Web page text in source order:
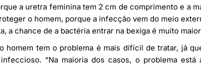
a uretra feminina tem 2 cm de comprimento e a
o homem, porque a infecção vem do meio
a chance de a bactéria entrar na bexiga é muito
homem tem o problema é mais difícil de tratar, já
“Na maioria dos casos, o problema